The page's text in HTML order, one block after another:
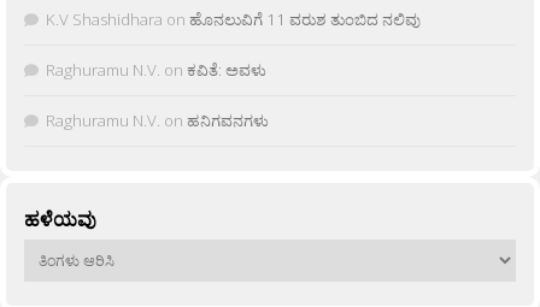
K.V Shashidhara on ಹೊನಲುವಿಗೆ 11 ವರುಶ ತುಂಬಿದ ನಲಿವು
Raghuramu N.V. on ಕವಿತೆ: ಅವಳು
Raghuramu N.V. on ಹನಿಗವನಗಳು
ಹಳೆಯವು
ಹಳೆಯವು